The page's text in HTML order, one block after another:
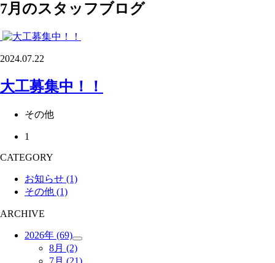
7月のスタッフブログ
2024.07.22
大工募集中！！
その他
1
CATEGORY
お知らせ (1)
その他 (1)
ARCHIVE
2026年 (69)
8月 (2)